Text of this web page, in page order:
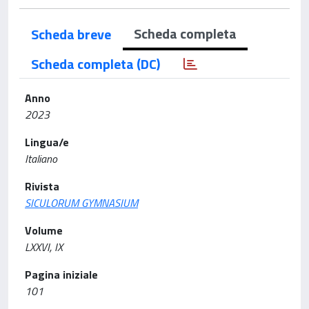
Scheda breve
Scheda completa
Scheda completa (DC)
Anno
2023
Lingua/e
Italiano
Rivista
SICULORUM GYMNASIUM
Volume
LXXVI, IX
Pagina iniziale
101